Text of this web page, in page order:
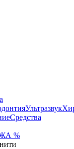
Ультразвук
Средства
%